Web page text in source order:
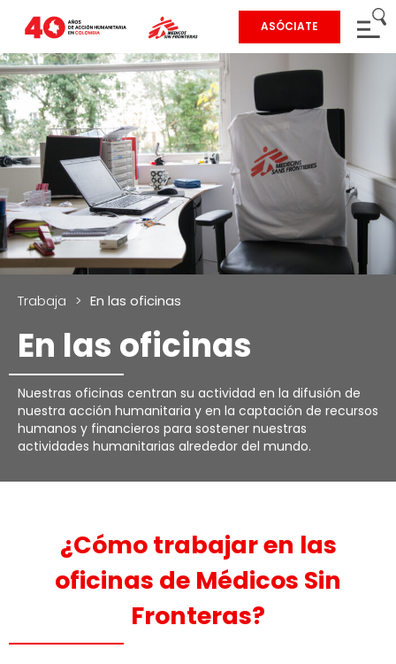
ASÓCIATE
Trabaja > En las oficinas
En las oficinas
Nuestras oficinas centran su actividad en la difusión de
nuestra acción humanitaria y en la captación de recursos
humanos y financieros para sostener nuestras
actividades humanitarias alrededor del mundo.
¿Cómo trabajar en las
oficinas de Médicos Sin
Fronteras?